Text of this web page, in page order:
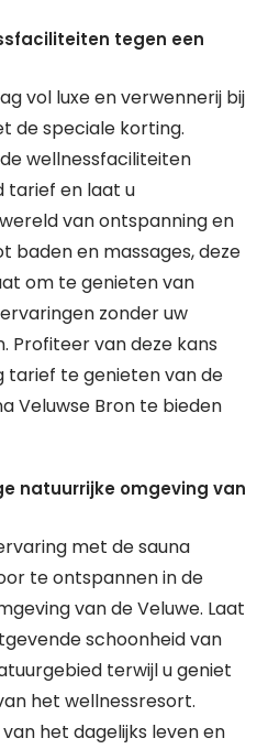
tegen een
vol luxe en verwennerij bij
de speciale korting.
wellnessfaciliteiten
tarief en laat u
van ontspanning en
baden en massages, deze
om te genieten van
zonder uw
Profiteer van deze kans
tarief te genieten van de
Veluwse Bron te bieden
natuurrijke omgeving van
met de sauna
te ontspannen in de
van de Veluwe. Laat
schoonheid van
terwijl u geniet
het wellnessresort.
het dagelijks leven en